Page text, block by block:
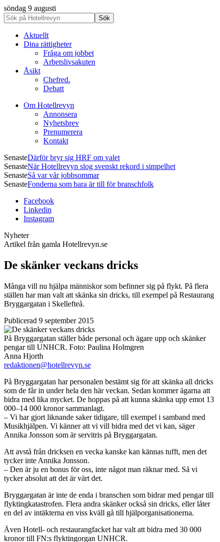
söndag 9 augusti
Aktuellt
Dina rättigheter
Fråga om jobbet
Arbetslivsakuten
Åsikt
Chefred.
Debatt
Om Hotellrevyn
Annonsera
Nyhetsbrev
Prenumerera
Kontakt
SenasteDärför bryr sig HRF om valet
SenasteNär Hotellrevyn slog svenskt rekord i simpelhet
SenasteSå var vår jobbsommar
SenasteFonderna som bara är till för branschfolk
Facebook
Linkedin
Instagram
Nyheter
Artikel från gamla Hotellrevyn.se
De skänker veckans dricks
Många vill nu hjälpa människor som befinner sig på flykt. På flera
ställen har man valt att skänka sin dricks, till exempel på Restaurang
Bryggargatan i Skellefteå.
Publicerad 9 september 2015
På Bryggargatan ställer både personal och ägare upp och skänker
pengar till UNHCR. Foto: Paulina Holmgren
Anna Hjorth
redaktionen@hotellrevyn.se
På Bryggargatan har personalen bestämt sig för att skänka all dricks
som de får in under hela den här veckan. Sedan kommer ägarna att
bidra med lika mycket. De hoppas på att kunna skänka upp emot 13
000–14 000 kronor sammanlagt.
– Vi har gjort liknande saker tidigare, till exempel i samband med
Musikhjälpen. Vi känner att vi vill bidra med det vi kan, säger
Annika Jonsson som är servitris på Bryggargatan.
Att avstå från dricksen en vecka kanske kan kännas tufft, men det
tycker inte Annika Jonsson.
– Den är ju en bonus för oss, inte något man räknar med. Så vi
tycker absolut att det är värt det.
Bryggargatan är inte de enda i branschen som bidrar med pengar till
flyktingkatastrofen. Flera andra skänker också sin dricks, eller låter
en del av intäkterna en viss kväll gå till hjälporganisationerna.
Även Hotell- och restaurangfacket har valt att bidra med 30 000
kronor till FN:s flyktingorgan UNHCR.